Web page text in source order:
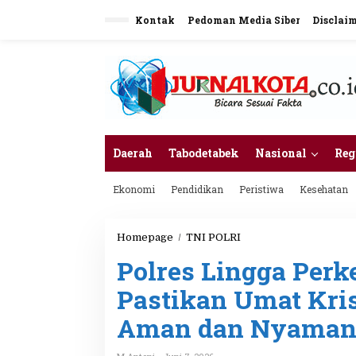
Kontak Pedoman Media Siber
Daerah Tabodetabek Nasional
Ekonomi Pendidikan Peristiwa Kesehatan
Homepage / TNI POLRI
l
r
e
s
L
i
Polres Lingga
Pastikan Umat
Aman dan Nyaman